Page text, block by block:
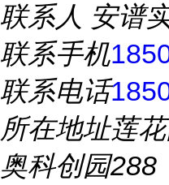
联系人 安谱
联系手机
联系电话
所在地址莲
奥科创园288